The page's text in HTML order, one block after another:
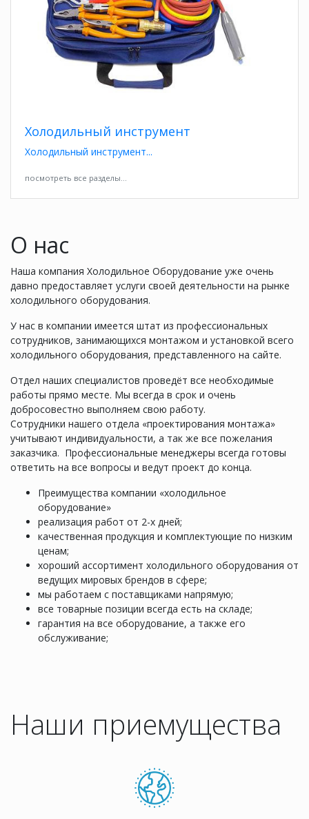
Холодильный инструмент
Холодильный инструмент
посмотреть все разделы...
О нас
Наша компания Холодильное Оборудование уже очень
давно предоставляет услуги своей деятельности на рынке
холодильного оборудования.
У нас в компании имеется штат из профессиональных
сотрудников, занимающихся монтажом и установкой всего
холодильного оборудования, представленного на сайте.
Отдел наших специалистов проведёт все необходимые
работы прямо месте. Мы всегда в срок и очень
добросовестно выполняем свою работу.
Сотрудники нашего отдела «проектирования монтажа»
учитывают индивидуальности, а так же все пожелания
заказчика. Профессиональные менеджеры всегда готовы
ответить на все вопросы и ведут проект до конца.
Преимущества компании «холодильное
оборудование»
реализация работ от 2-х дней;
качественная продукция и комплектующие по низким
ценам;
хороший ассортимент холодильного оборудования от
ведущих мировых брендов в сфере;
мы работаем с поставщиками напрямую;
все товарные позиции всегда есть на складе;
гарантия на все оборудование, а также его
обслуживание;
Наши приемущества